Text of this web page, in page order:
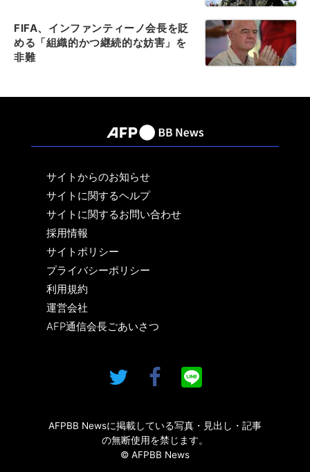
FIFA、インファンティーノ会長を貶
める「組織的かつ継続的な妨害」を
非難
サイトからのお知らせ
サイトに関するヘルプ
サイトに関するお問い合わせ
採用情報
サイトポリシー
プライバシーポリシー
利用規約
運営会社
AFP通信会長ごあいさつ
AFPBB Newsに掲載している写真・見出し・記事
の無断使用を禁じます。
© AFPBB News